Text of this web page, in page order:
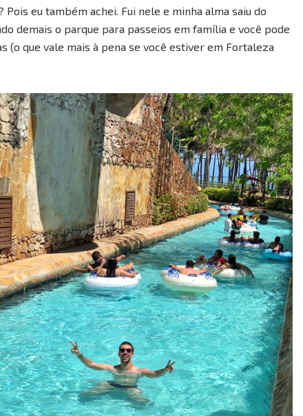
eu também achei. Fui nele e minha alma saiu do
demais o parque para passeios em família e você pode
(o que vale mais à pena se você estiver em Fortaleza